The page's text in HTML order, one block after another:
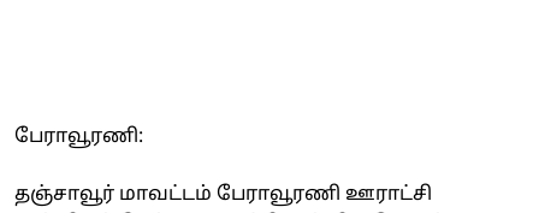
பேராவூரணி:
தஞ்சாவூர் மாவட்டம் பேராவூரணி ஊராட்சி